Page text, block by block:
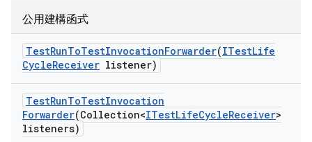
公用建構函式
TestRunToTestInvocationForwarder(ITestLife
CycleReceiver listener)
TestRunToTestInvocation
Forwarder(Collection<ITestLifeCycleReceiver>
listeners)